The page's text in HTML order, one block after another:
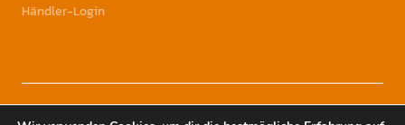
Händler-Login
© 2023 Sonic Sales GmbH | Sonic Sales is a registered Trademark of Herbst